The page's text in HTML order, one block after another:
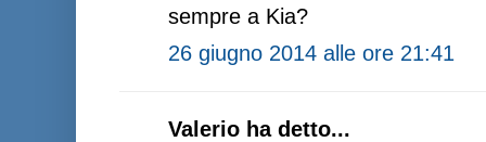
sempre a Kia?
26 giugno 2014 alle ore 21:41
Valerio ha detto...